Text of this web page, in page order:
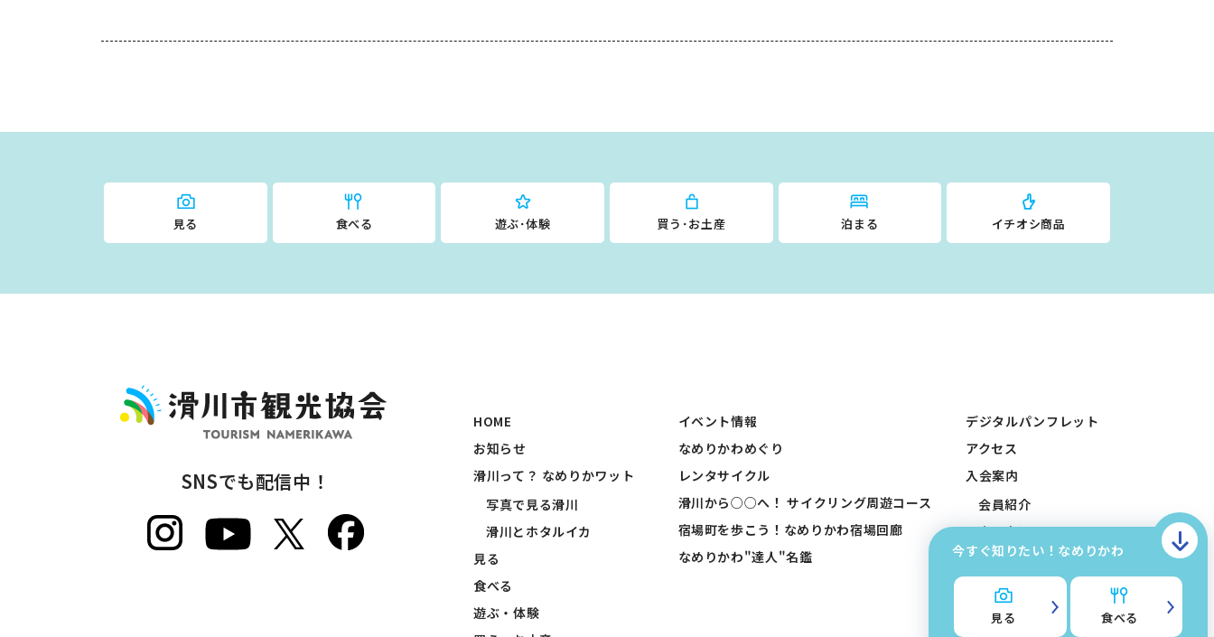
今すぐ知りたい！なめりかわ
見る 食べる
見る 食べる 遊ぶ･体験 買う･お土産 泊まる イチオシ商品
SNSでも配信中！
HOME
お知らせ
滑川って？ なめりかワット
写真で見る滑川
滑川とホタルイカ
見る
食べる
遊ぶ・体験
イベント情報
なめりかわめぐり
レンタサイクル
滑川から○○へ！ サイクリング周遊コース
宿場町を歩こう！なめりかわ宿場回廊
なめりかわ"達人"名鑑
デジタルパンフレット
アクセス
入会案内
会員紹介
会員申込みフォーム
会員入稿フォーム
お問い合わせ
滑川市観光協会について